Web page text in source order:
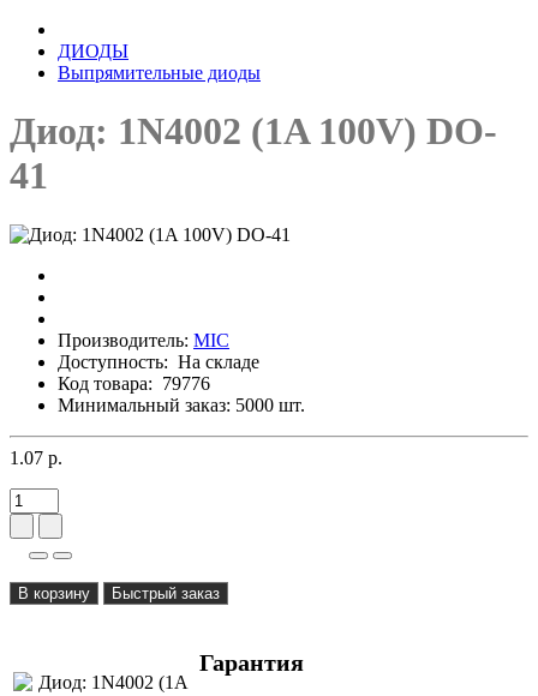
ДИОДЫ
Выпрямительные диоды
Диод: 1N4002 (1A 100V) DO-
41
Производитель: MIC
Доступность: На складе
Код товара: 79776
Минимальный заказ: 5000 шт.
1.07 р.
В корзину Быстрый заказ
Гарантия